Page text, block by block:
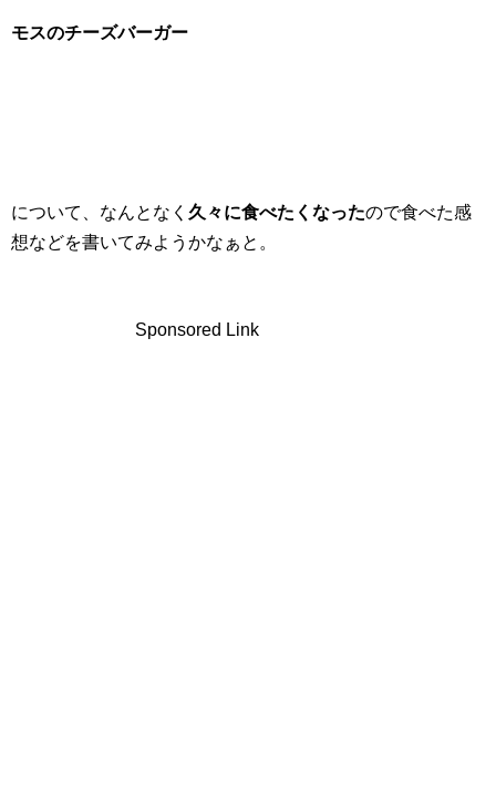
モスのチーズバーガー
について、なんとなく 久々に食べたくなったので食べた感
想などを書いてみようかなぁと。
Sponsored Link